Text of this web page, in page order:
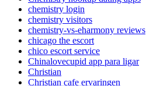
chemistry login
chemistry visitors
chemistry-vs-eharmony reviews
chicago the escort
chico escort service
Chinalovecupid app para ligar
Christian
Christian cafe ervaringen